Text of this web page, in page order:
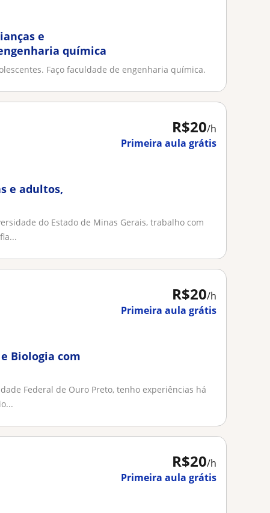
e
química
Faço faculdade de engenharia química.
R$20/h
Primeira aula grátis
e adultos,
do Estado de Minas Gerais, trabalho com
R$20/h
Primeira aula grátis
Biologia com
Federal de Ouro Preto, tenho experiências há
R$20/h
Primeira aula grátis